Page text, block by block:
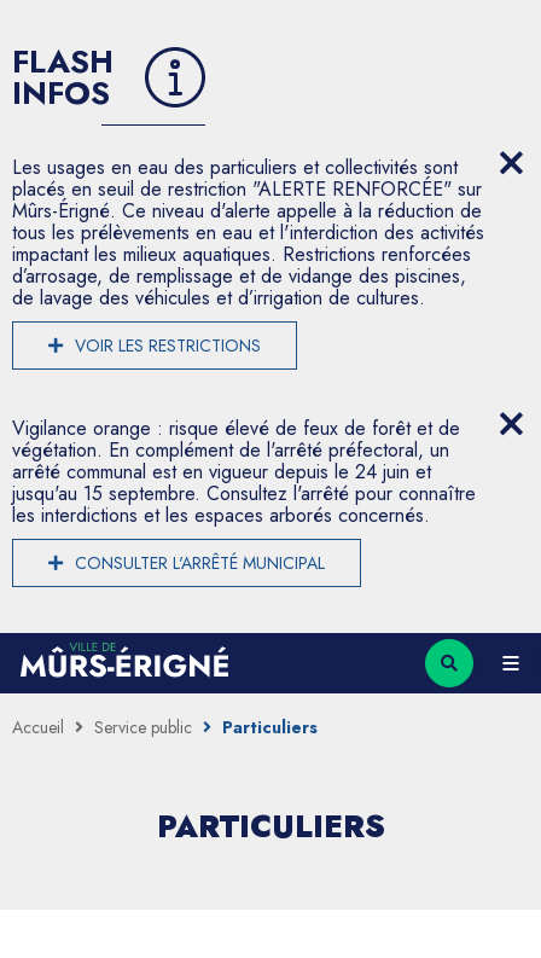
FLASH
INFOS
Les usages en eau des particuliers et collectivités sont
placés en seuil de restriction "ALERTE RENFORCÉE" sur
Mûrs-Érigné. Ce niveau d'alerte appelle à la réduction de
tous les prélèvements en eau et l'interdiction des activités
impactant les milieux aquatiques. Restrictions renforcées
d’arrosage, de remplissage et de vidange des piscines,
de lavage des véhicules et d’irrigation de cultures.
VOIR LES RESTRICTIONS
Vigilance orange : risque élevé de feux de forêt et de
végétation. En complément de l'arrêté préfectoral, un
arrêté communal est en vigueur depuis le 24 juin et
jusqu'au 15 septembre. Consultez l'arrêté pour connaître
les interdictions et les espaces arborés concernés.
CONSULTER L'ARRÊTÉ MUNICIPAL
Accueil Service public Particuliers
PARTICULIERS